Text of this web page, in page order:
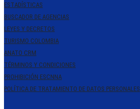
ESTADÍSTICAS
BUSCADOR DE AGENCIAS
LEYES Y DECRETOS
TURISMO COLOMBIA
ANATO CRM
TÉRMINOS Y CONDICIONES
PROHIBICIÓN ESCNNA
POLÍTICA DE TRATAMIENTO DE DATOS PERSONALES